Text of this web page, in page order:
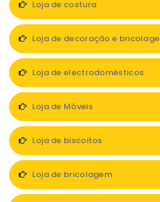
Loja de costura
Loja de decoração e bricolage
Loja de electrodomésticos
Loja de Móveis
Loja de biscoitos
Loja de bricolagem